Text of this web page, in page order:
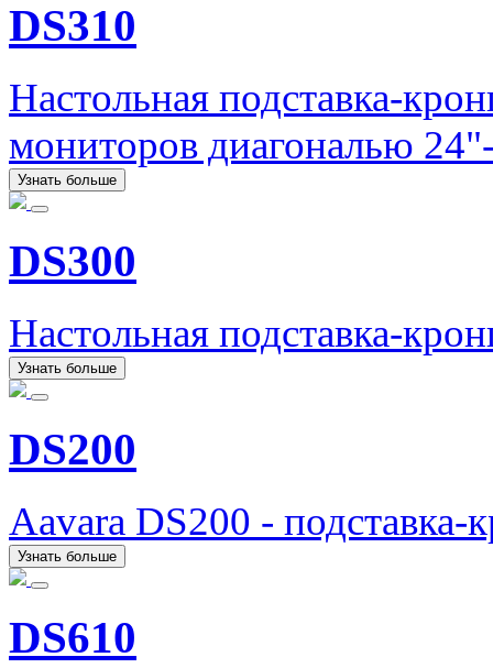
DS310
Настольная подставка-
мониторов диагональю
Узнать больше
DS300
Настольная подставка-
Узнать больше
DS200
Aavara DS200 -
Узнать больше
DS610